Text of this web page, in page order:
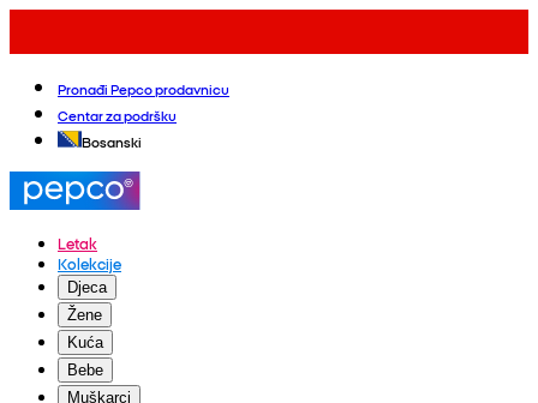
Pronađi Pepco prodavnicu
Centar za podršku
Bosanski
Letak
Kolekcije
Djeca
Žene
Kuća
Bebe
Muškarci